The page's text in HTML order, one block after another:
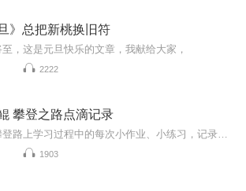
》总把新桃换旧符
至，这是元旦快乐的文章，我献给大家，
2222
攀登之路点滴记录
1903